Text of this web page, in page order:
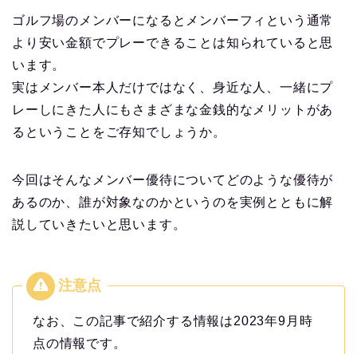
ゴルフ場のメンバーになるとメンバーフィという通常
より安い金額でプレーできることは知られていると思
います。
実はメンバー本人だけではなく、身近な人、一緒にプ
レーしにきた人にもさまざまな金銭的なメリットがあ
るということをご存知でしょうか。
今回はそんなメンバー優待についてどのような優待が
あるのか、誰が対象なのかというのを実例とともに解
説していきたいと思います。
なお、この記事で紹介する情報は2023年9月時
点の情報です。